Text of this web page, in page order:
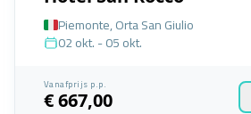
Piemonte, Orta San Giulio
02 okt. - 05 okt.
Vanafprijs p.p.
€ 667,00